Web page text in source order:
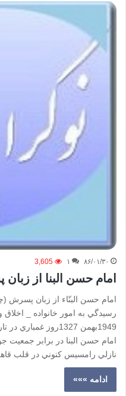
۸۶/۰۱/۳۰ ۱ 3,605
امام حسن البنا از
امام حسن البنّاء از زبان پسرش
رسيدگي به امور خانواده _
1949بهمن 1327روز
امام حسن البنا در برابر جمعيت
نازلي رامسيس كنوني در قلب
ادامه »»»